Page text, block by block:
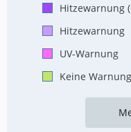
Hitzewarnung
Hitzewarnung
UV-Warnung
Keine